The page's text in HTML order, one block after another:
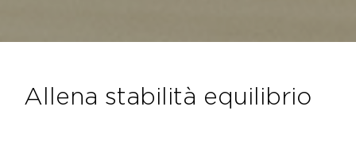
allena stabilità equilibrio